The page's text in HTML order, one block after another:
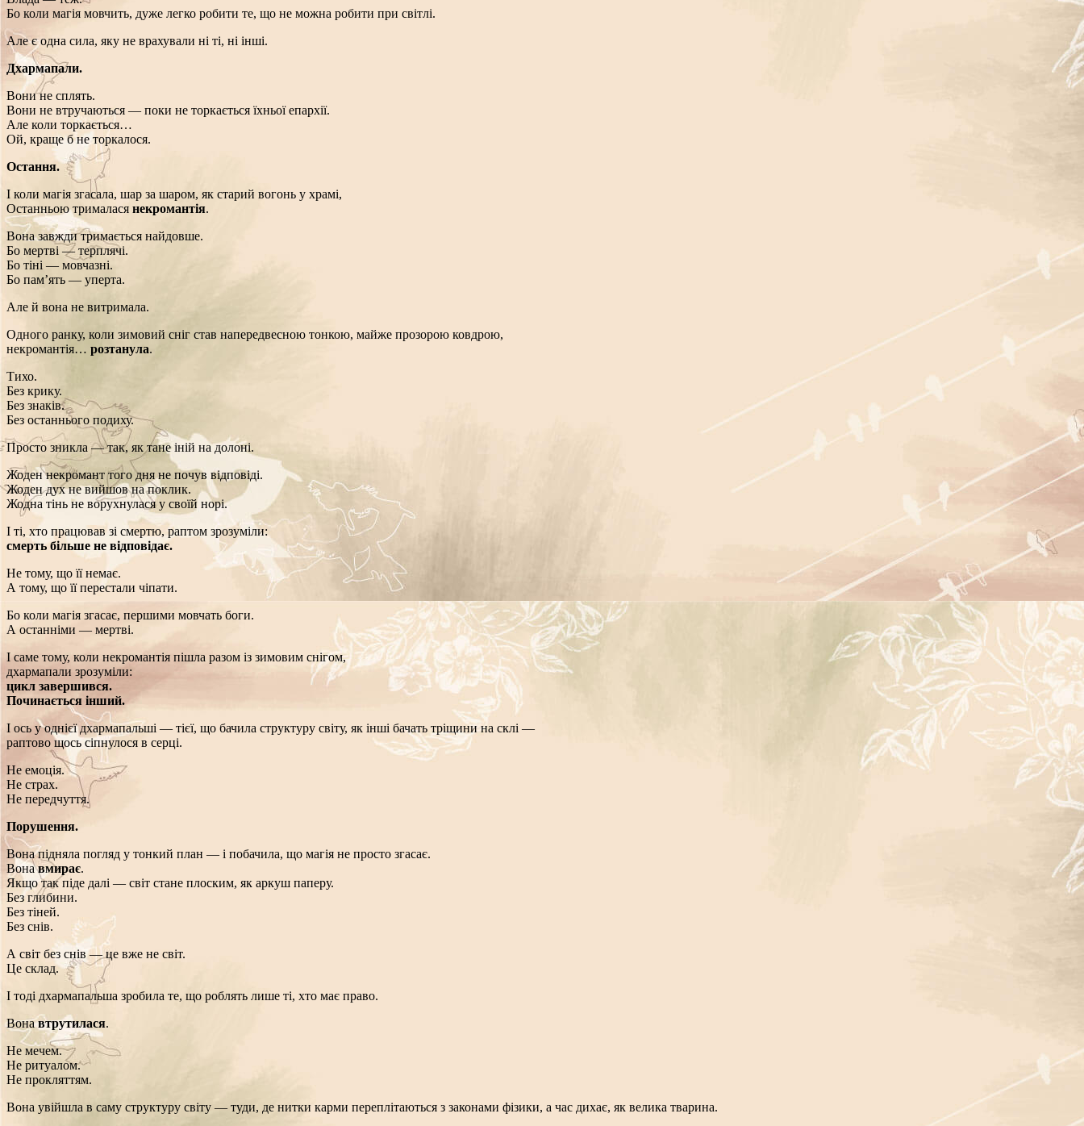
Бо коли магія мовчить, дуже легко робити те, що не можна робити при світлі.
Але є одна сила, яку не врахували ні ті, ні інші.
Дхармапали.
Вони не сплять.
Вони не втручаються — поки не торкається їхньої епархії.
Але коли торкається…
Ой, краще б не торкалося.
Остання.
І коли магія згасала, шар за шаром, як старий вогонь у храмі,
Останньою трималася некромантія.
Вона завжди тримається найдовше.
Бо мертві — терплячі.
Бо тіні — мовчазні.
Бо пам’ять — уперта.
Але й вона не витримала.
Одного ранку, коли зимовий сніг став напередвесною тонкою, майже прозорою ковдрою,
некромантія… розтанула.
Тихо.
Без крику.
Без знаків.
Без останнього подиху.
Просто зникла — так, як тане іній на долоні.
Жоден некромант того дня не почув відповіді.
Жоден дух не вийшов на поклик.
Жодна тінь не ворухнулася у своїй норі.
І ті, хто працював зі смертю, раптом зрозуміли:
смерть більше не відповідає.
Не тому, що її немає.
А тому, що її перестали чіпати.
Бо коли магія згасає, першими мовчать боги.
А останніми — мертві.
І саме тому, коли некромантія пішла разом із зимовим снігом,
дхармапали зрозуміли:
цикл завершився.
Починається інший.
І ось у однієї дхармапальші — тієї, що бачила структуру світу, як інші бачать тріщини на склі —
раптово щось сіпнулося в серці.
Не емоція.
Не страх.
Не передчуття.
Порушення.
Вона підняла погляд у тонкий план — і побачила, що магія не просто згасає.
Вонавмирає.
Якщо так піде далі — світ стане плоским, як аркуш паперу.
Без глибини.
Без тіней.
Без снів.
А світ без снів — це вже не світ.
Це склад.
І тоді дхармапальша зробила те, що роблять лише ті, хто має право.
Вонавтрутилася.
Не мечем.
Не ритуалом.
Не прокляттям.
Вона увійшла в саму структуру світу — туди, де нитки карми переплітаються з законами фізики, а час дихає, як велика тварина.